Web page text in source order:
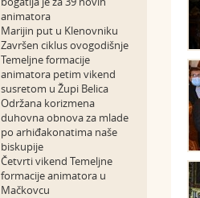
animatora
Marijin put u Klenovniku
Završen ciklus ovogodišnje
Temeljne formacije
animatora petim vikend
susretom u Župi Belica
Održana korizmena
duhovna obnova za mlade
po arhiđakonatima naše
biskupije
Četvrti vikend Temeljne
formacije animatora u
Mačkovcu